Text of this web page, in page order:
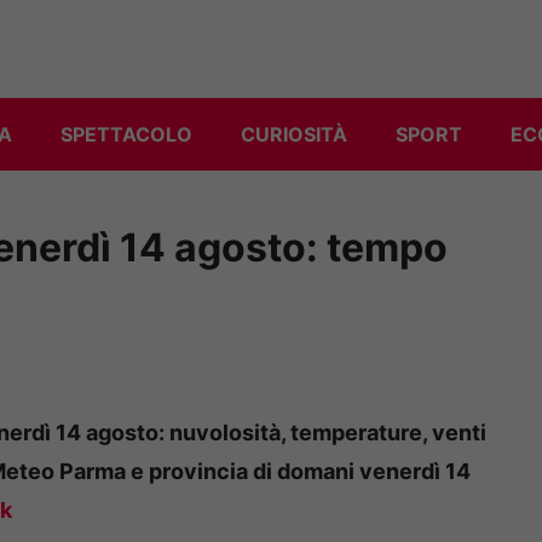
SPETTACOLO CURIOSITÀ SPORT
14 agosto: tempo
14 agosto: nuvolosità, temperature, venti
Parma e provincia di domani venerdì 14